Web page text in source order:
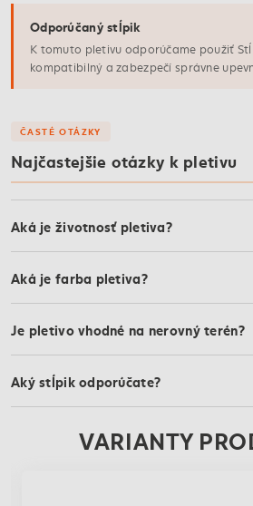
Odporúčaný stĺpik
K tomuto pletivu odporúčame použiť
kompatibilný a zabezpečí správne
ČASTÉ OTÁZKY
Najčastejšie otázky k pletivu
Aká je životnosť pletiva?
Aká je farba pletiva?
Je pletivo vhodné na nerovný terén?
Aký stĺpik odporúčate?
VARIANTY